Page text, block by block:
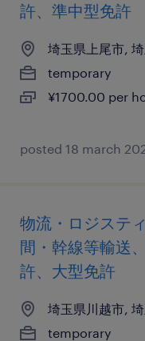
許、準中型免許
埼玉県上尾市,
temporary
¥1700.00 per
posted 18 march
物流・ロジステ
間・幹線等輸送
許、大型免許
埼玉県川越市,
temporary